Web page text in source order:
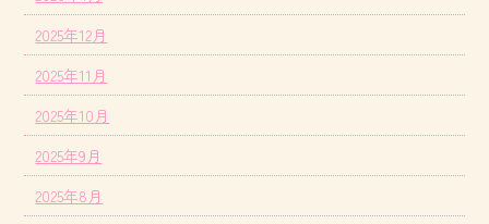
2025年12月
2025年11月
2025年10月
2025年9月
2025年8月